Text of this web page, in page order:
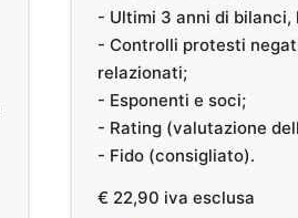
- Ultimi 3 anni di bilanci,
- Controlli protesti
relazionati;
- Esponenti e soci;
- Rating (valutazione
- Fido (consigliato).
€ 22,90 iva esclusa